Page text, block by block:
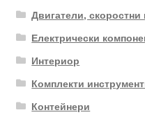
Двигатели, скоростни
Електрически
Интериор
Комплекти
Контейнери